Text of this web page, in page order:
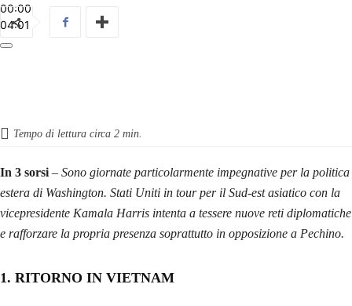
00:00
04:01
Tempo di lettura circa 2 min.
In 3 sorsi – Sono giornate particolarmente impegnative per la politica
estera di Washington. Stati Uniti in tour per il Sud-est asiatico con la
vicepresidente Kamala Harris intenta a tessere nuove reti diplomatiche
e rafforzare la propria presenza soprattutto in opposizione a Pechino.
1. RITORNO IN VIETNAM